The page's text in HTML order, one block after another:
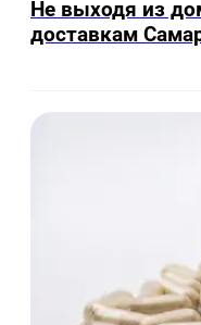
Не выходя из
доставкам